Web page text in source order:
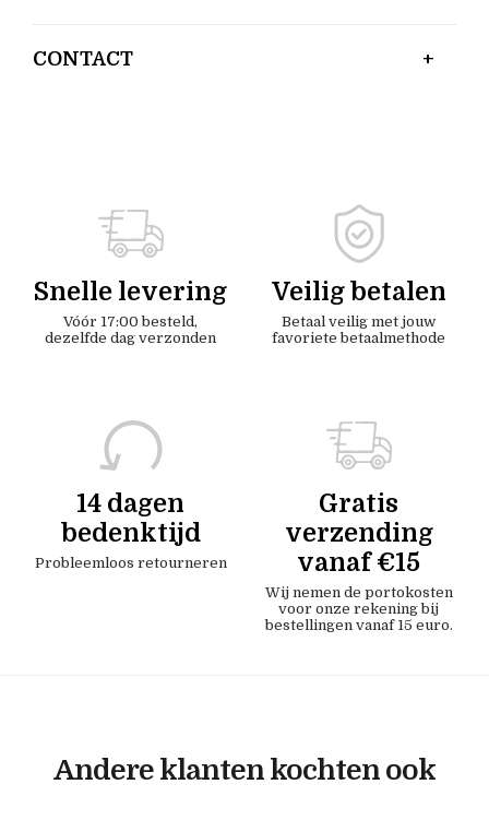
CONTACT
Snelle levering
Vóór 17:00 besteld,
dezelfde dag verzonden
Veilig betalen
Betaal veilig met jouw
favoriete betaalmethode
14 dagen
bedenktijd
Probleemloos retourneren
Gratis
verzending
vanaf €15
Wij nemen de portokosten
voor onze rekening bij
bestellingen vanaf 15 euro.
Andere klanten kochten ook